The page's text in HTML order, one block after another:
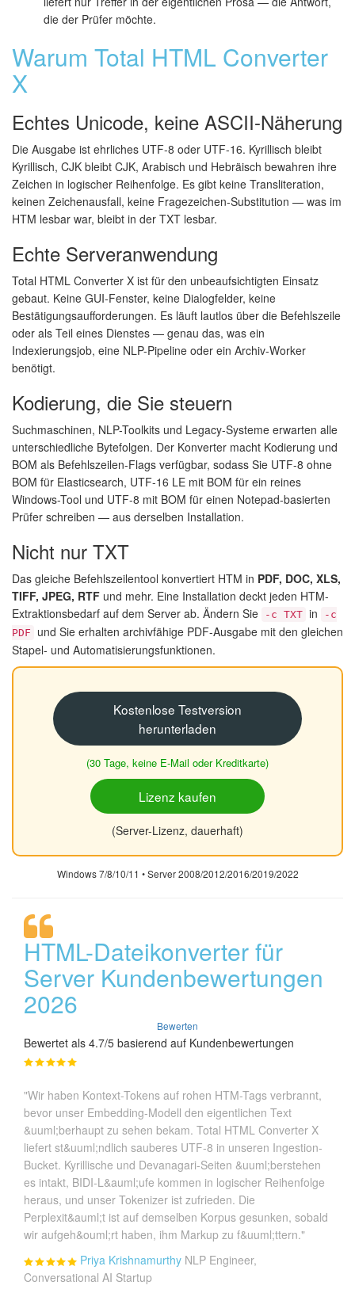
die der Prüfer möchte.
Warum Total HTML Converter
X
Echtes Unicode, keine ASCII-Näherung
Die Ausgabe ist ehrliches UTF-8 oder UTF-16. Kyrillisch bleibt
Kyrillisch, CJK bleibt CJK, Arabisch und Hebräisch bewahren ihre
Zeichen in logischer Reihenfolge. Es gibt keine Transliteration,
keinen Zeichenausfall, keine Fragezeichen-Substitution — was im
HTM lesbar war, bleibt in der TXT lesbar.
Echte Serveranwendung
Total HTML Converter X ist für den unbeaufsichtigten Einsatz
gebaut. Keine GUI-Fenster, keine Dialogfelder, keine
Bestätigungsaufforderungen. Es läuft lautlos über die Befehlszeile
oder als Teil eines Dienstes — genau das, was ein
Indexierungsjob, eine NLP-Pipeline oder ein Archiv-Worker
benötigt.
Kodierung, die Sie steuern
Suchmaschinen, NLP-Toolkits und Legacy-Systeme erwarten alle
unterschiedliche Bytefolgen. Der Konverter macht Kodierung und
BOM als Befehlszeilen-Flags verfügbar, sodass Sie UTF-8 ohne
BOM für Elasticsearch, UTF-16 LE mit BOM für ein reines
Windows-Tool und UTF-8 mit BOM für einen Notepad-basierten
Prüfer schreiben — aus derselben Installation.
Nicht nur TXT
Das gleiche Befehlszeilentool konvertiert HTM in PDF, DOC, XLS,
TIFF, JPEG, RTF und mehr. Eine Installation deckt jeden HTM-
Extraktionsbedarf auf dem Server ab. Ändern Sie
-c TXT in
-c
PDF
und Sie erhalten archivfähige PDF-Ausgabe mit den gleichen
Stapel- und Automatisierungsfunktionen.
Kostenlose Testversion
herunterladen
(30 Tage, keine E-Mail oder Kreditkarte)
Lizenz kaufen
(Server-Lizenz, dauerhaft)
Windows 7/8/10/11 • Server 2008/2012/2016/2019/2022
HTML-Dateikonverter für
Server Kundenbewertungen
2026
Bewerten
Bewertet als 4.7/5 basierend auf Kundenbewertungen
"Wir haben Kontext-Tokens auf rohen HTM-Tags verbrannt,
bevor unser Embedding-Modell den eigentlichen Text
&uuml;berhaupt zu sehen bekam. Total HTML Converter X
liefert st&uuml;ndlich sauberes UTF-8 in unseren Ingestion-
Bucket. Kyrillische und Devanagari-Seiten &uuml;berstehen
es intakt, BIDI-L&auml;ufe kommen in logischer Reihenfolge
heraus, und unser Tokenizer ist zufrieden. Die
Perplexit&auml;t ist auf demselben Korpus gesunken, sobald
wir aufgeh&ouml;rt haben, ihm Markup zu f&uuml;ttern."
Priya Krishnamurthy NLP Engineer,
Conversational AI Startup